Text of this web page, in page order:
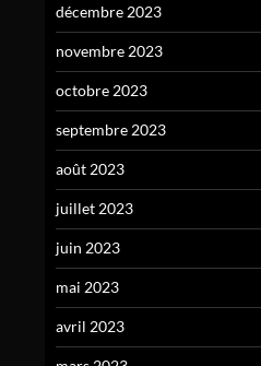
décembre 2023
novembre 2023
octobre 2023
septembre 2023
août 2023
juillet 2023
juin 2023
mai 2023
avril 2023